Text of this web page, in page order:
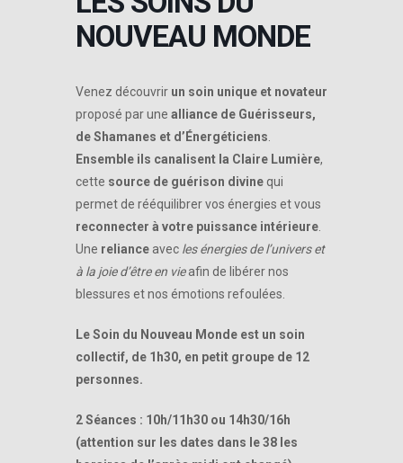
NOUVEAU MONDE
Venez découvrir un soin unique et novateur
proposé par une alliance de Guérisseurs,
de Shamanes et d’Énergéticiens
Ensemble ils canalisent la Claire Lumière,
cette source de guérison divine qui
permet de rééquilibrer vos énergies et vous
reconnecter à votre puissance intérieure
Une reliance avec les énergies de l’univers et
à la joie d’être en vieafin de libérer nos
blessures et nos émotions refoulées.
Le Soin du Nouveau Monde est un soin
collectif, de 1h30, en petit groupe de 12
personnes.
2 Séances : 10h/11h30 ou 14h30/16h
(attention sur les dates dans le 38 les